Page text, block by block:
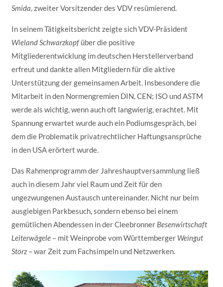
Smida, zweiter Vorsitzender des VDV resümierend.
In seinem Tätigkeitsbericht zeigte sich VDV-Präsident
Wieland Schwarzkopfüber die positive
Mitgliederentwicklung im deutschen Herstellerverband
erfreut und dankte allen Mitgliedern für die aktive
Unterstützung der gemeinsamen Arbeit. Insbesondere die
Mitarbeit in den Normengremien DIN, CEN; ISO und ASTM
werde als wichtig, wenn auch oft langwierig, erachtet. Mit
Spannung erwartet wurde auch ein Podiumsgespräch, bei
dem die Problematik privatrechtlicher Haftungsansprüche
in den USA erörtert wurde.
Das Rahmenprogramm der Jahreshauptversammlung ließ
auch in diesem Jahr viel Raum und Zeit für den
ungezwungenen Austausch untereinander. Nicht nur beim
ausgiebigen Parkbesuch, sondern ebenso bei einem
gemütlichen Abendessen in der Cleebronner Besenwirtschaft
Leiterwägele – mit Weinprobe vom Württemberger Weingut
Storz– war Zeit zum Fachsimpeln und Netzwerken.